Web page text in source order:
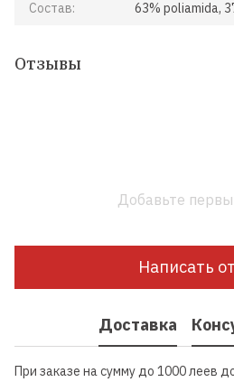
Состав: 63% poliamida,
Отзывы
Добавьте
Написать
Доставка
При заказе на сумму до 1000 леев